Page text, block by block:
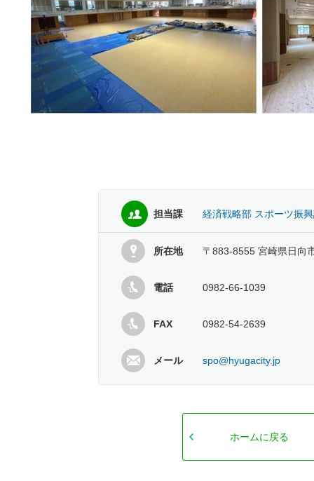
担当課 経済戦略部 スポーツ振
所在地 〒883-8555 宮崎県日向
電話 0982-66-1039
FAX 0982-54-2639
メール spo@hyugacity.jp
ホームに戻る